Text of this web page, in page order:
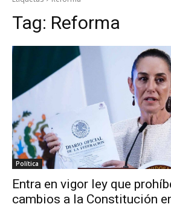
Tag: Reforma
Política
Entra en vigor ley que
cambios a la Constitución